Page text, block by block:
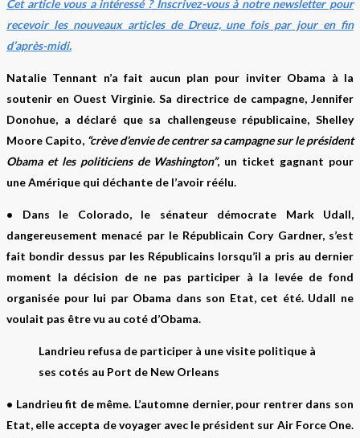
Cet article vous a intéressé ? Inscrivez-vous à notre newsletter pour
recevoir les nouveaux articles de Dreuz, une fois par jour en fin
d’après-midi.
Natalie Tennant n’a fait aucun plan pour inviter Obama à la
soutenir en Ouest Virginie. Sa directrice de campagne, Jennifer
Donohue, a déclaré que sa challengeuse républicaine, Shelley
Moore Capito, “crève d’envie de centrer sa campagne sur le président
Obama et les politiciens de Washington”, un ticket gagnant pour
une Amérique qui déchante de l’avoir réélu.
• Dans le Colorado, le sénateur démocrate Mark Udall,
dangereusement menacé par le Républicain Cory Gardner, s’est
fait bondir dessus par les Républicains lorsqu’il a pris au dernier
moment la décision de ne pas participer à la levée de fond
organisée pour lui par Obama dans son Etat, cet été. Udall ne
voulait pas être vu au coté d’Obama.
Landrieu refusa de participer à une visite politique à
ses cotés au Port de New Orleans
• Landrieu fit de même. L’automne dernier, pour rentrer dans son
Etat, elle accepta de voyager avec le président sur Air Force One.